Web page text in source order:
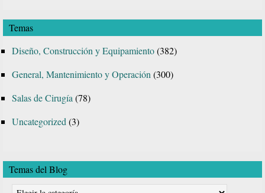
web
Temas
Diseño, Construcción y Equipamiento(382)
General, Mantenimiento y Operación(300)
Salas de Cirugía(78)
Uncategorized(3)
Temas del Blog
Temas